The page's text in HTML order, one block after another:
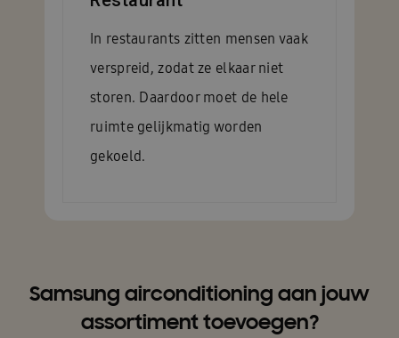
In restaurants zitten mensen vaak
verspreid, zodat ze elkaar niet
storen. Daardoor moet de hele
ruimte gelijkmatig worden
gekoeld.
Samsung airconditioning aan jouw
assortiment toevoegen?